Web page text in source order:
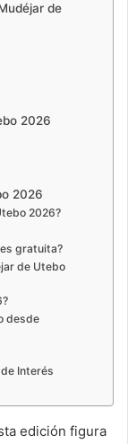
de
2026
2026
2026?
gratuita?
de Utebo
desde
Interés
edición figura